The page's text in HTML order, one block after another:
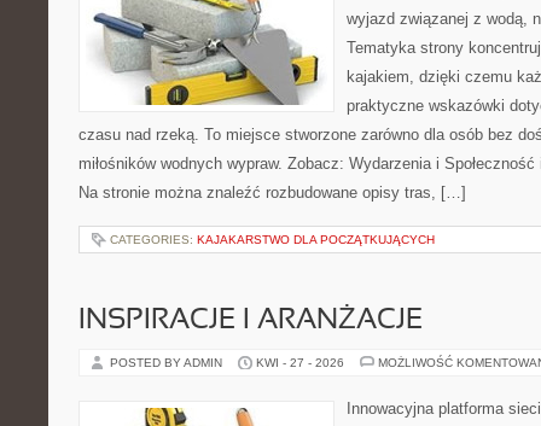
wyjazd związanej z wodą,
Tematyka strony
kajakiem, dzięki czemu
praktyczne wskazówki
czasu nad rzeką. To miejsce stworzone zarówno dla osób bez
miłośników wodnych wypraw. Zobacz: Wydarzenia i
Na stronie można znaleźć rozbudowane opisy tras, […]
CATEGORIES: KAJAKARSTWO DLA POCZĄTKUJĄCYCH
INSPIRACJE I ARANŻACJE
POSTED BY ADMIN KWI - 27 - 2026 MOŻLIWOŚĆ
Innowacyjna platforma